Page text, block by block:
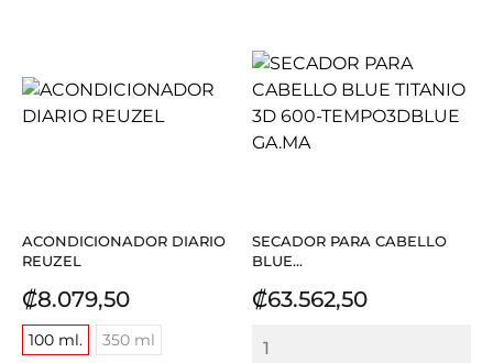
ACONDICIONADOR DIARIO
REUZEL
Precio
₡8.079,50
100 ml. 350 ml
SECADOR PARA CABELLO
BLUE...
Precio
₡63.562,50